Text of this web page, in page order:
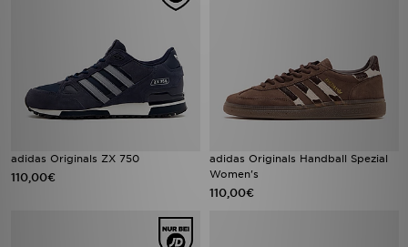
adidas Originals ZX 750
110,00€
adidas Originals Handball Spezial
Women's
110,00€